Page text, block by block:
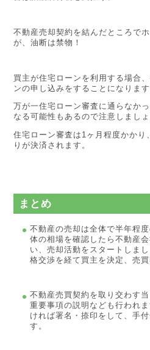
不動産売却契約を結んだところで
が、油断は禁物！
買主が住宅ローンを利用する場合
ンの申し込みをすることになります
万が一住宅ローン審査に通らなか
なる可能性もあるので注意しましょ
住宅ローン審査は1ヶ月程度かか
りが決済されます。
まとめ
不動産の売却は全体で半年程
体の相場を確認したら不動産
い、売却活動をスタートしま
格交渉を経て買主を決定、売買
不動産売買契約を取り交わす
重要事項の説明なども行われ
ければ署名・捺印をして、手
す。